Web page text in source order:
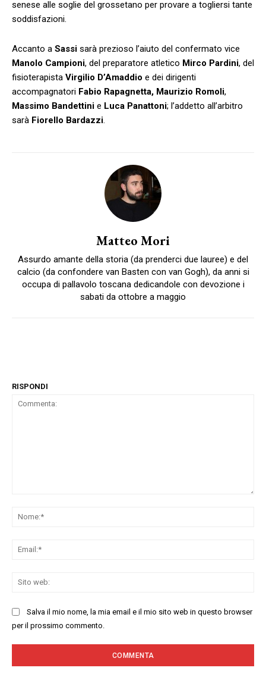
senese alle soglie del grossetano per provare a togliersi tante
soddisfazioni.
Accanto a Sassi sarà prezioso l’aiuto del confermato vice
Manolo Campioni, del preparatore atletico Mirco Pardini, del
fisioterapista Virgilio D’Amaddio e dei dirigenti
accompagnatori Fabio Rapagnetta, Maurizio Romoli,
Massimo Bandettini e Luca Panattoni; l’addetto all’arbitro
sarà Fiorello Bardazzi.
Matteo Mori
Assurdo amante della storia (da prenderci due lauree) e del
calcio (da confondere van Basten con van Gogh), da anni si
occupa di pallavolo toscana dedicandole con devozione i
sabati da ottobre a maggio
RISPONDI
Salva il mio nome, la mia email e il mio sito web in questo browser
per il prossimo commento.